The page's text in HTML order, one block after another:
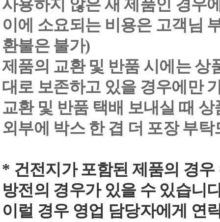
사용하지 않은 새 제품인 경우
이에 소요되는 비용은 고객님
환불은 불가)
제품의 교환 및 반품 시에는 상
대로 보존하고 있을 경우에만
교환 및 반품 택배 보내실 때
외부에 박스 한 겹 더 포장 부탁
* 건전지가 포함된 제품의 경
방전의 경우가 있을 수 있습니
이럴 경우 영업 담당자에게 연